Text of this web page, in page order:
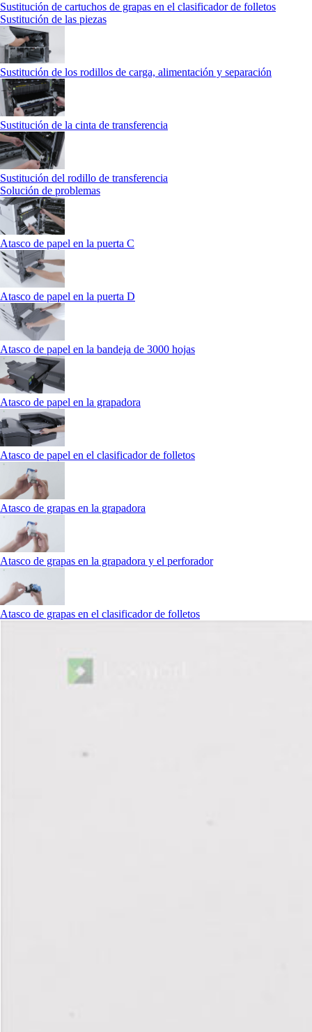
Sustitución de cartuchos de grapas en el clasificador de folletos
Sustitución de las piezas
Sustitución de los rodillos de carga, alimentación y separación
Sustitución de la cinta de transferencia
Sustitución del rodillo de transferencia
Solución de problemas
Atasco de papel en la puerta C
Atasco de papel en la puerta D
Atasco de papel en la bandeja de 3000 hojas
Atasco de papel en la grapadora
Atasco de papel en el clasificador de folletos
Atasco de grapas en la grapadora
Atasco de grapas en la grapadora y el perforador
Atasco de grapas en el clasificador de folletos